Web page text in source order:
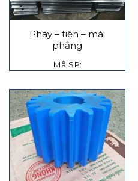
Phay – tiện – mài
phẳng
Mã SP: